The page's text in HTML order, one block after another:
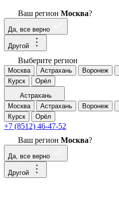
Ваш регион Москва?
Да, все верно
Другой
Выберите регион
Москва Астрахань Воронеж
Курск
Орёл
Астрахань
Москва
Астрахань Воронеж
Курск
Орёл
+7 (8512) 46-47-52
Ваш регион Москва?
Да, все верно
Другой